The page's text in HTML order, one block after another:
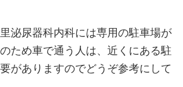
泌尿器科内科には専用の駐車場が
ため車で通う人は、近くにある駐
がありますのでどうぞ参考にして